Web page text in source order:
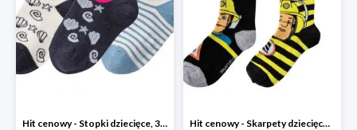
Hit cenowy - Stopki dziecięce, 3 pary Hit cenowy - Skarpety dziecięce, 2 pary